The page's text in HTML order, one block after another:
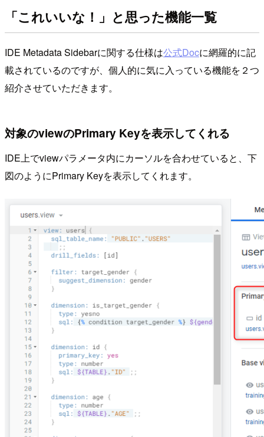
「これいいな！」と思った機能一覧
IDE Metadata Sidebarに関する仕様は公式Docに網羅的に記
載されているのですが、個人的に気に入っている機能を２つ
紹介させていただきます。
対象のviewのPrimary Keyを表示してくれる
IDE上でviewパラメータ内にカーソルを合わせていると、下
図のようにPrimary Keyを表示してくれます。